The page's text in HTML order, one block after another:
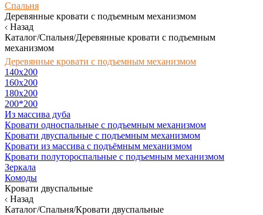
Спальня
Деревянные кровати с подъемным механизмом
Назад
Каталог/Спальня/Деревянные кровати с подъемным
механизмом
Деревянные кровати с подъемным механизмом
140x200
160х200
180х200
200*200
Из массива дуба
Кровати односпальные с подъемным механизмом
Кровати двуспальные с подъемным механизмом
Кровати из массива с подъёмным механизмом
Кровати полутороспальные с подъемным механизмом
Зеркала
Комоды
Кровати двуспальные
Назад
Каталог/Спальня/Кровати двуспальные